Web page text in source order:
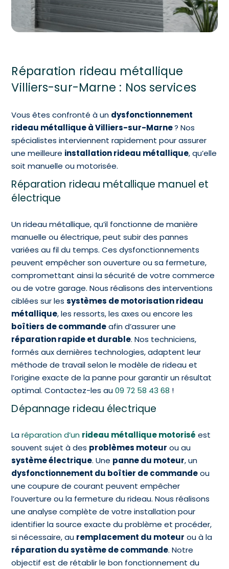
Réparation rideau métallique
Villiers-sur-Marne : Nos services
Vous êtes confronté à un dysfonctionnement
rideau métallique à Villiers-sur-Marne? Nos
spécialistes interviennent rapidement pour assurer
une meilleure installation rideau métallique, qu’elle
soit manuelle ou motorisée.
Réparation rideau métallique manuel et
électrique
Un rideau métallique, qu’il fonctionne de manière
manuelle ou électrique, peut subir des pannes
variées au fil du temps. Ces dysfonctionnements
peuvent empêcher son ouverture ou sa fermeture,
compromettant ainsi la sécurité de votre commerce
ou de votre garage. Nous réalisons des interventions
ciblées sur lessystèmes de motorisation rideau
métallique, les ressorts, les axes ou encore les
boîtiers de commandeafin d’assurer une
réparation rapide et durable. Nos techniciens,
formés aux dernières technologies, adaptent leur
méthode de travail selon le modèle de rideau et
l’origine exacte de la panne pour garantir un résultat
optimal. Contactez-les au09 72 58 43 68 !
Dépannage rideau électrique
Laréparation d’un rideau métallique motorisé est
souvent sujet à des problèmes moteur ou au
système électrique. Une panne du moteur, un
dysfonctionnement du boîtier de commandeou
une coupure de courant peuvent empêcher
l’ouverture ou la fermeture du rideau. Nous réalisons
une analyse complète de votre installation pour
identifier la source exacte du problème et procéder,
si nécessaire, au remplacement du moteur ou à la
réparation du système de commande. Notre
objectif est de rétablir le bon fonctionnement du